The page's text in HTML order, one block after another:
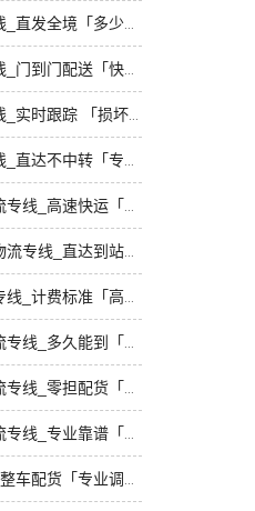
金门县到抚顺物流专线_直发全境「多少一方」
金门县到本溪物流专线_门到门配送「快速直达」
金门县到丹东物流专线_实时跟踪 「损坏理赔」
金门县到锦州物流专线_直达不中转「专线快运」
金门县到阿拉善盟物流专线_高速快运「专线快运」
金门县到锡林郭勒盟物流专线_直达到站「损坏理赔」
金门县到兴安盟物流专线_计费标准「高效运输」
金门县到乌兰察布物流专线_多久能到「送货到门」
金门县到巴彦淖尔物流专线_零担配货「几天到达」
金门县到呼伦贝尔物流专线_专业靠谱「多久能到」
深圳到北京物流专线_整车配货「专业调车」